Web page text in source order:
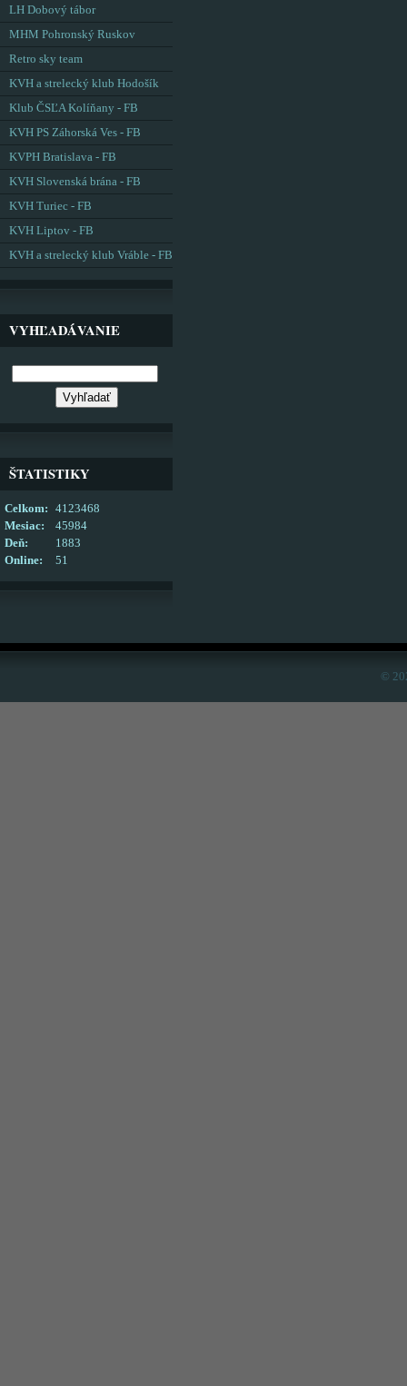
LH Dobový tábor
MHM Pohronský Ruskov
Retro sky team
KVH a strelecký klub Hodošík
Klub ČSĽA Kolíňany - FB
KVH PS Záhorská Ves - FB
KVPH Bratislava - FB
KVH Slovenská brána - FB
KVH Turiec - FB
KVH Liptov - FB
KVH a strelecký klub Vráble - FB
VYHĽADÁVANIE
ŠTATISTIKY
Online: 51
Celkom:
4123468
Mesiac:
45984
Deň:
1883
©